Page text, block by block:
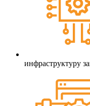
инфраструктуру